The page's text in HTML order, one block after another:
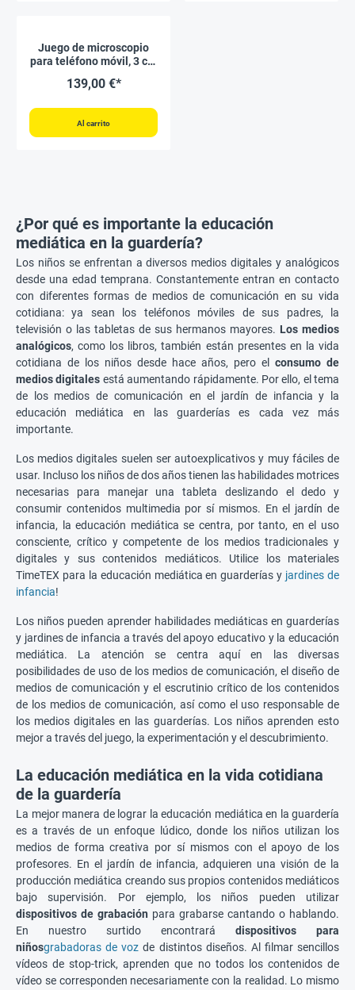
Juego de microscopio
para teléfono móvil, 3 cm
139,00 €*
Al carrito
¿Por qué es importante la educación
mediática en la guardería?
Los niños se enfrentan a diversos medios digitales y analógicos
desde una edad temprana. Constantemente entran en contacto
con diferentes formas de medios de comunicación en su vida
cotidiana: ya sean los teléfonos móviles de sus padres, la
televisión o las tabletas de sus hermanos mayores. Los medios
analógicos, como los libros, también están presentes en la vida
cotidiana de los niños desde hace años, pero el consumo de
medios digitales está aumentando rápidamente. Por ello, el tema
de los medios de comunicación en el jardín de infancia y la
educación mediática en las guarderías es cada vez más
importante.
Los medios digitales suelen ser autoexplicativos y muy fáciles de
usar. Incluso los niños de dos años tienen las habilidades motrices
necesarias para manejar una tableta deslizando el dedo y
consumir contenidos multimedia por sí mismos. En el jardín de
infancia, la educación mediática se centra, por tanto, en el uso
consciente, crítico y competente de los medios tradicionales y
digitales y sus contenidos mediáticos. Utilice los materiales
TimeTEX para la educación mediática en guarderías y jardines de
infancia!
Los niños pueden aprender habilidades mediáticas en guarderías
y jardines de infancia a través del apoyo educativo y la educación
mediática. La atención se centra aquí en las diversas
posibilidades de uso de los medios de comunicación, el diseño de
medios de comunicación y el escrutinio crítico de los contenidos
de los medios de comunicación, así como el uso responsable de
los medios digitales en las guarderías. Los niños aprenden esto
mejor a través del juego, la experimentación y el descubrimiento.
La educación mediática en la vida cotidiana
de la guardería
La mejor manera de lograr la educación mediática en la guardería
es a través de un enfoque lúdico, donde los niños utilizan los
medios de forma creativa por sí mismos con el apoyo de los
profesores. En el jardín de infancia, adquieren una visión de la
producción mediática creando sus propios contenidos mediáticos
bajo supervisión. Por ejemplo, los niños pueden utilizar
dispositivos de grabación para grabarse cantando o hablando.
En nuestro surtido encontrará dispositivos para
niñosgrabadoras de voz de distintos diseños. Al filmar sencillos
vídeos de stop-trick, aprenden que no todos los contenidos de
vídeo se corresponden necesariamente con la realidad. Lo mismo